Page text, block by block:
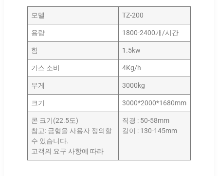
모델 TZ-200
용량 1800-2400개/시간
힘 1.5kw
가스 소비 4Kg/h
무게 3000kg
크기 3000*2000*1680mm
콘 크기(22.5도)
참고: 금형을 사용자 정의할
수 있습니다.
고객의 요구 사항에 따라
직경 : 50-58mm
길이 : 130-145mm